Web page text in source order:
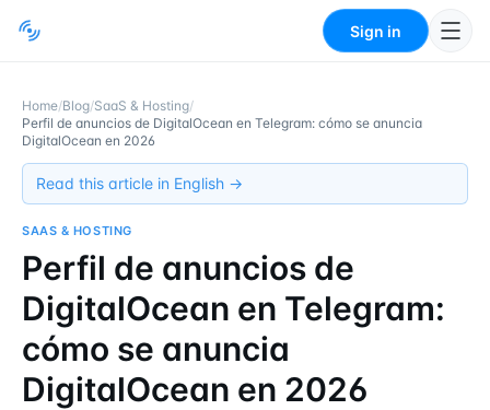
Sign in
Home/Blog/SaaS & Hosting/
Perfil de anuncios de DigitalOcean en Telegram: cómo se anuncia
DigitalOcean en 2026
Read this article in English →
SAAS & HOSTING
Perfil de anuncios de
DigitalOcean en Telegram:
cómo se anuncia
DigitalOcean en 2026